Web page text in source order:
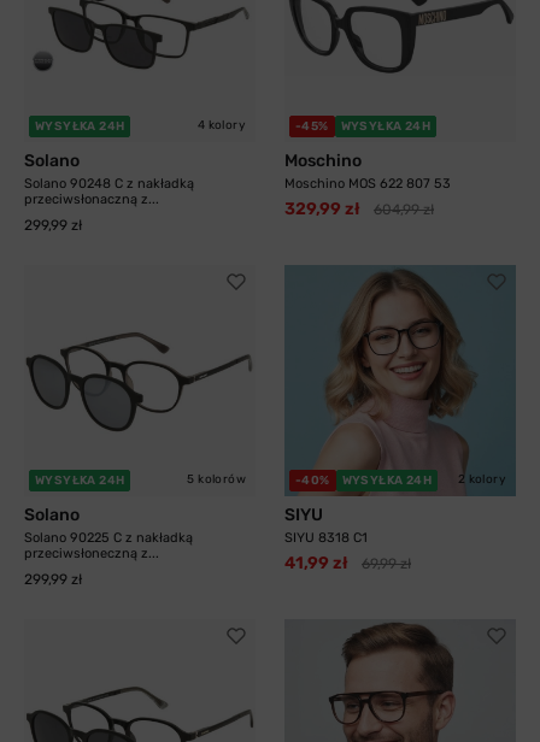
WYSYŁKA 24H 4 kolory
Solano
Solano 90248 C z nakładką
przeciwsłonaczną z...
299,99 zł
-45% WYSYŁKA 24H
Moschino
Moschino MOS 622 807 53
329,99 zł 604,99 zł
WYSYŁKA 24H 5 kolorów
Solano
Solano 90225 C z nakładką
przeciwsłoneczną z...
299,99 zł
-40% WYSYŁKA 24H 2 kolory
SIYU
SIYU 8318 C1
41,99 zł 69,99 zł